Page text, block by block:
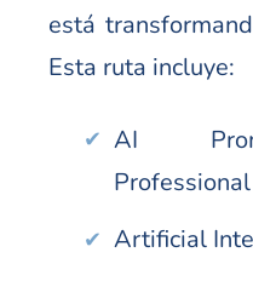
está
Esta ruta incluye:
AI
Professional
Artificial